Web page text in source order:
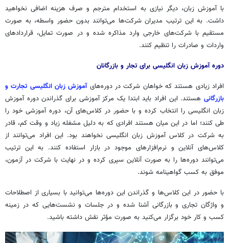
با آموزش زبان، دیگر نیازی به استخدام مترجم و صرف هزینه اضافی نخواهید
داشت. به این ترتیب مدیران شرکت‌ها می‌توانند بدون حضور واسطه، به صورت
مستقیم با شرکت‌های خارجی وارد مذاکره شده و در صورت تمایل، قراردادهای
واردات و صادرات را تنظیم کنند.
دوره آموزش زبان انگلیسی برای تجار و بازرگانان
افراد زیادی هستند که خواهان شرکت در دوره‌های آموزش زبان انگلیسی تجارت و
بازرگانی هستند. این افراد باید ابتدا یک مرکز آموزشی برای گذراندن دوره آموزش
زبان انگلیسی را انتخاب کرده و با حضور در کلاس‌های آن، دوره آموزشی خود را
طی کنند؛ اما در این میان هستند افرادی که به دلیل مشغله زیاد و وقت کم، قادر
به شرکت در کلاس آموزش زبان انگلیسی نخواهند بود. این افراد می‌توانند از
کلاس‌های آنلاین و نرم‌افزارهای موجود در بازار استفاده کنند. به این ترتیب
می‌توانند دوره‌ها را به صورت آنلاین سپری کرده و در نهایت با شرکت در آزمون،
موفق به کسب گواهینامه شوند.
با حضور در این کلاس‌ها و گذراندن این دوره‌ها می‌توانید با بسیاری از اصطلاحات
و واژگان تجاری و بازرگانی آشنا شده و در جلسات و نشست‌هایی که در زمینه
کسب و کار خود برگزار می‌کنید به صورت مؤثر نقش داشته باشید.